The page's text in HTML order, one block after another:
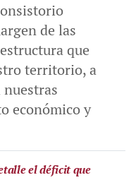
de las
que
territorio, a
económico y
el déficit que